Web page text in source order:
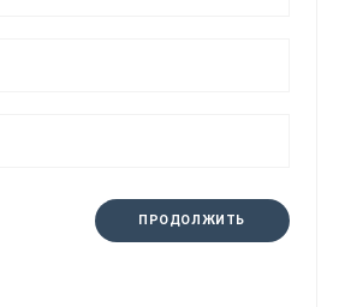
ПРОДОЛЖИТЬ